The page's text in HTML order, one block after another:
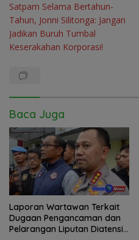
Satpam Selama Bertahun-
Tahun, Jonni Silitonga: Jangan
Jadikan Buruh Tumbal
Keserakahan Korporasi!
Baca Juga
Laporan Wartawan Terkait
Dugaan Pengancaman dan
Pelarangan Liputan Diatensi